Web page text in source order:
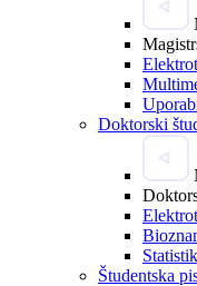
Doktorski
Študentska